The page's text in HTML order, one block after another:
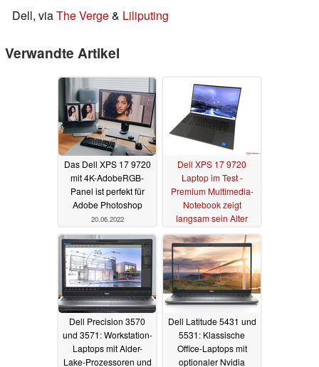
Dell, viaThe Verge& Liliputing
Verwandte Artikel
Das Dell XPS 17 9720
mit 4K-AdobeRGB-
Panel ist perfekt für
Adobe Photoshop
20.06.2022
Dell XPS 17 9720
Laptop im Test -
Premium Multimedia-
Notebook zeigt
langsam sein Alter
17.06.2022
Dell Precision 3570
und 3571: Workstation-
Laptops mit Alder-
Lake-Prozessoren und
Dell Latitude 5431 und
5531: Klassische
Office-Laptops mit
optionaler Nvidia